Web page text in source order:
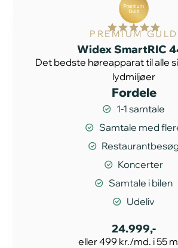
PREMIUM GULD
Widex SmartRIC
Det bedste høreapparat til alle
lydmiljøer
Fordele
1-1 samtale
Samtale med
Restaurantbesøg
Koncerter
Samtale i bilen
Udeliv
24.999,-
eller 499 kr./md. i 55